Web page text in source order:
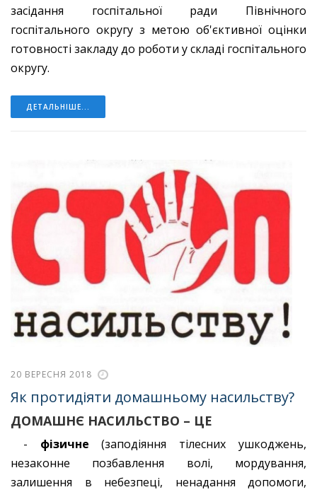
засідання госпітальної ради Північного
госпітального округу з метою об'єктивної оцінки
готовності закладу до роботи у складі госпітального
округу.
ДЕТАЛЬНІШЕ...
20 ВЕРЕСНЯ 2018
Як протидіяти домашньому насильству?
ДОМАШНЄ НАСИЛЬСТВО – ЦЕ
- фізичне (заподіяння тілесних ушкоджень,
незаконне позбавлення волі, мордування,
залишення в небезпеці, ненадання допомоги,